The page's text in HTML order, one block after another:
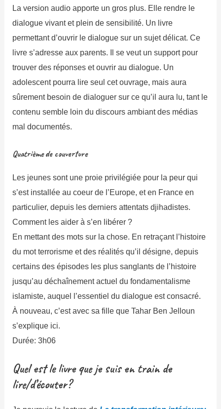
La version audio apporte un gros plus. Elle rendre le
dialogue vivant et plein de sensibilité. Un livre
permettant d’ouvrir le dialogue sur un sujet délicat. Ce
livre s’adresse aux parents. Il se veut un support pour
trouver des réponses et ouvrir au dialogue. Un
adolescent pourra lire seul cet ouvrage, mais aura
sûrement besoin de dialoguer sur ce qu’il aura lu, tant le
contenu semble loin du discours ambiant des médias
mal documentés.
Quatrième de couverture
Les jeunes sont une proie privilégiée pour la peur qui
s’est installée au coeur de l’Europe, et en France en
particulier, depuis les derniers attentats djihadistes.
Comment les aider à s’en libérer ?
En mettant des mots sur la chose. En retraçant l’histoire
du mot terrorisme et des réalités qu’il désigne, depuis
certains des épisodes les plus sanglants de l’histoire
jusqu’au déchaînement actuel du fondamentalisme
islamiste, auquel l’essentiel du dialogue est consacré.
À nouveau, c’est avec sa fille que Tahar Ben Jelloun
s’explique ici.
Durée: 3h06
Quel est le livre que je suis en train de
lire/d’écouter?